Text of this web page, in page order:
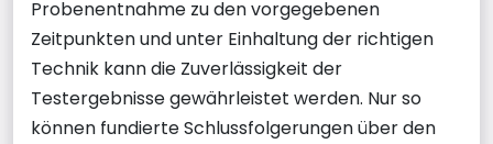
Probenentnahme zu den vorgegebenen
Zeitpunkten und unter Einhaltung der richtigen
Technik kann die Zuverlässigkeit der
Testergebnisse gewährleistet werden. Nur so
können fundierte Schlussfolgerungen über den